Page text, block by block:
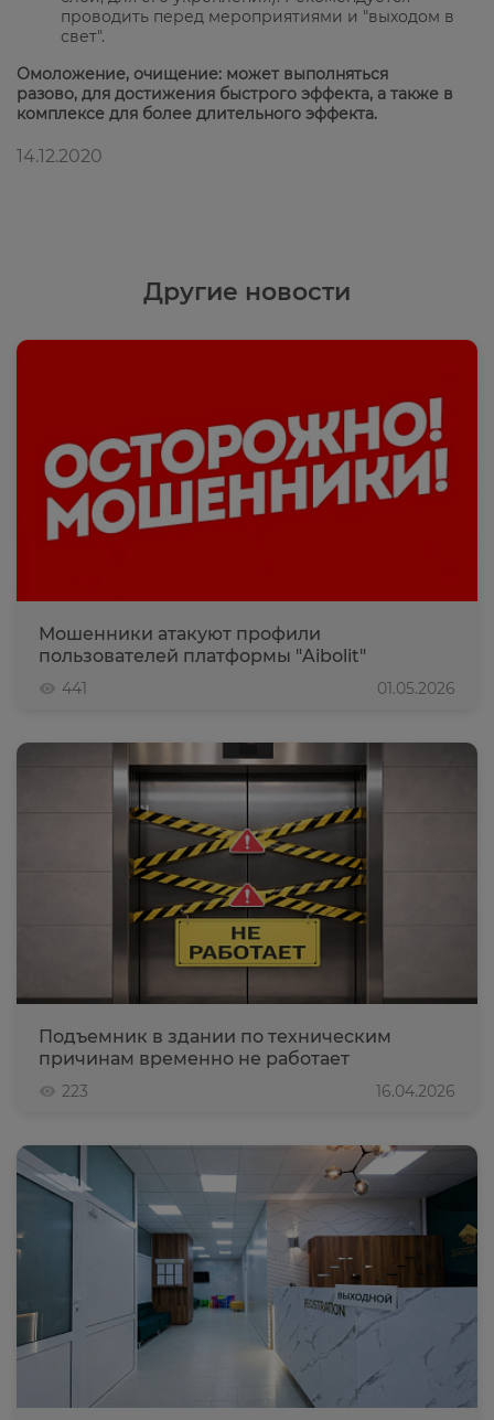
проводить перед мероприятиями и "выходом в
свет".
Омоложение, очищение: может выполняться
разово, для достижения быстрого эффекта, а также в
комплексе для более длительного эффекта.
14.12.2020
Другие новости
Мошенники атакуют профили
пользователей платформы "Aibolit"
441 01.05.2026
Подъемник в здании по техническим
причинам временно не работает
223 16.04.2026